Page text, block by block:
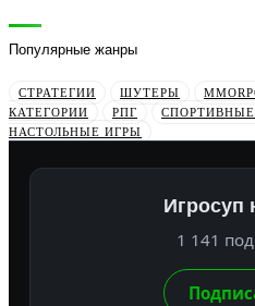
Популярные жанры
СТРАТЕГИИ ШУТЕРЫ
КАТЕГОРИИ
РПГ
НАСТОЛЬНЫЕ ИГРЫ
Игросуп
1 141